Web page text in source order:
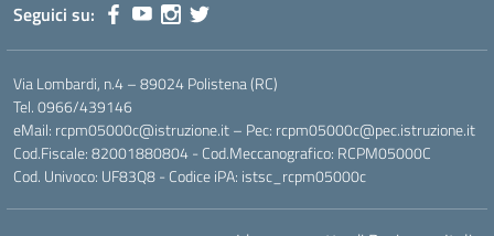
Seguici su:
Via Lombardi, n.4 – 89024 Polistena (RC)
Tel. 0966/439146
eMail: rcpm05000c@istruzione.it – Pec: rcpm05000c@pec.istruzione.it
Cod.Fiscale: 82001880804 - Cod.Meccanografico: RCPM05000C
Cod. Univoco: UF83Q8 - Codice iPA: istsc_rcpm05000c